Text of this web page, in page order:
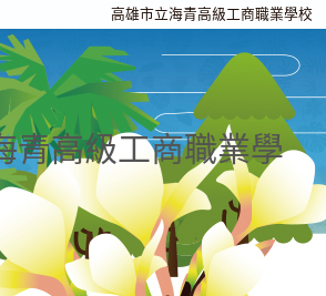
高雄市立海青高級工商職業學校
青高級工商職業學